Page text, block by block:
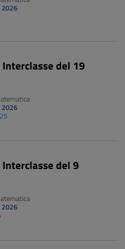
2026
Interclasse del 19
2026
Interclasse del 9
2026